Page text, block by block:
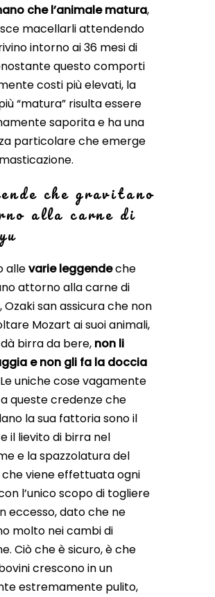
che l’animale matura,
macellarli attendendo
intorno ai 36 mesi di
questo comporti
costi più elevati, la
“matura” risulta essere
saporita e ha una
particolare che emerge
che gravitano
alla carne di
allevarie leggendeche
attorno alla carne di
Ozaki san assicura che non
Mozart ai suoi animali,
birra da bere, non li
e non gli fa la doccia
uniche cose vagamente
queste credenze che
la sua fattoria sono il
il lievito di birra nel
e la spazzolatura del
viene effettuata ogni
l’unico scopo di togliere
eccesso, dato che ne
molto nei cambi di
Ciò che è sicuro, è che
crescono in un
estremamente pulito,